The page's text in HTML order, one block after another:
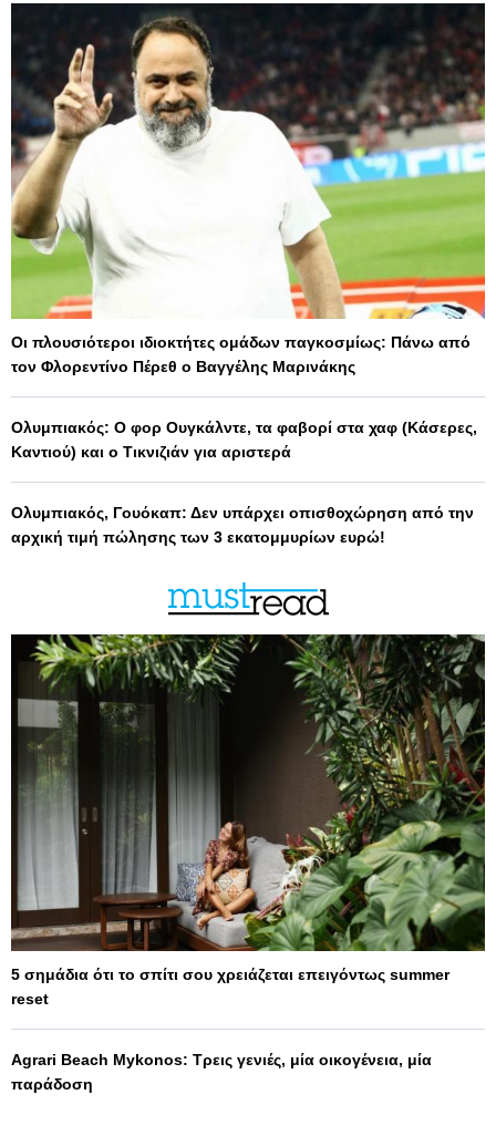
Οι πλουσιότεροι ιδιοκτήτες ομάδων παγκοσμίως: Πάνω από
τον Φλορεντίνο Πέρεθ ο Βαγγέλης Μαρινάκης
Ολυμπιακός: Ο φορ Ουγκάλντε, τα φαβορί στα χαφ (Κάσερες,
Καντιού) και ο Τικνιζιάν για αριστερά
Ολυμπιακός, Γουόκαπ: Δεν υπάρχει οπισθοχώρηση από την
αρχική τιμή πώλησης των 3 εκατομμυρίων ευρώ!
5 σημάδια ότι το σπίτι σου χρειάζεται επειγόντως summer
reset
Agrari Beach Mykonos: Τρεις γενιές, μία οικογένεια, μία
παράδοση